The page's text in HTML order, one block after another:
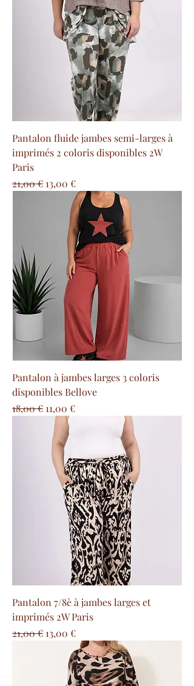
Pantalon fluide jambes semi-larges à
imprimés 2 coloris disponibles 2W
Paris
Prezzo regolare
21,00 € Prezzo scontato
13,00 €
Pantalon à jambes larges 3 coloris
disponibles Bellove
Prezzo regolare
18,00 € Prezzo scontato
11,00 €
Pantalon 7/8è à jambes larges et
imprimés 2W Paris
Prezzo regolare
21,00 € Prezzo scontato
13,00 €